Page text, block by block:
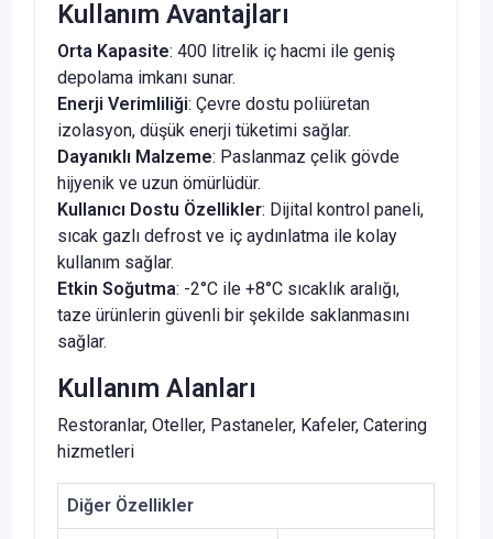
Kullanım Avantajları
Orta Kapasite: 400 litrelik iç hacmi ile geniş
depolama imkanı sunar.
Enerji Verimliliği: Çevre dostu poliüretan
izolasyon, düşük enerji tüketimi sağlar.
Dayanıklı Malzeme: Paslanmaz çelik gövde
hijyenik ve uzun ömürlüdür.
Kullanıcı Dostu Özellikler: Dijital kontrol paneli,
sıcak gazlı defrost ve iç aydınlatma ile kolay
kullanım sağlar.
Etkin Soğutma: -2°C ile +8°C sıcaklık aralığı,
taze ürünlerin güvenli bir şekilde saklanmasını
sağlar.
Kullanım Alanları
Restoranlar, Oteller, Pastaneler, Kafeler, Catering
hizmetleri
Diğer Özellikler